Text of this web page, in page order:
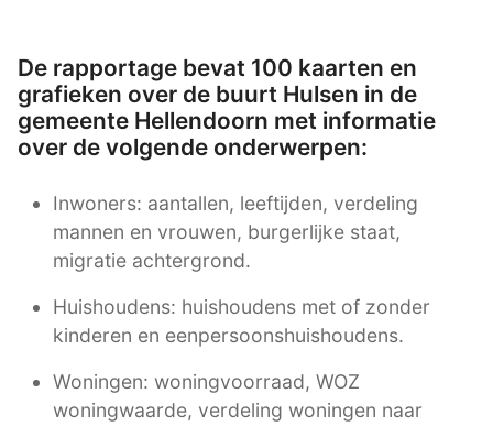
De rapportage bevat 100 kaarten en
grafieken over de buurt Hulsen in de
gemeente Hellendoorn met informatie
over de volgende onderwerpen:
Inwoners: aantallen, leeftijden, verdeling
mannen en vrouwen, burgerlijke staat,
migratie achtergrond.
Huishoudens: huishoudens met of zonder
kinderen en eenpersoonshuishoudens.
Woningen: woningvoorraad, WOZ
woningwaarde, verdeling woningen naar